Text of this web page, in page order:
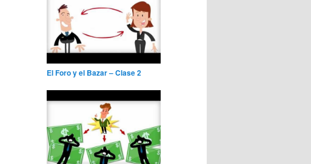
El Foro y el Bazar – Clase 2